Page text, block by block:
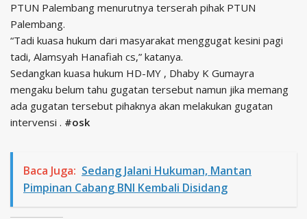
PTUN Palembang menurutnya terserah pihak PTUN
Palembang.
“Tadi kuasa hukum dari masyarakat menggugat kesini pagi
tadi, Alamsyah Hanafiah cs,” katanya.
Sedangkan kuasa hukum HD-MY , Dhaby K Gumayra
mengaku belum tahu gugatan tersebut namun jika memang
ada gugatan tersebut pihaknya akan melakukan gugatan
intervensi . #osk
Baca Juga: Sedang Jalani Hukuman, Mantan
Pimpinan Cabang BNI Kembali Disidang